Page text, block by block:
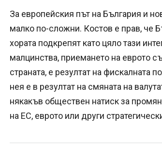
За европейския път на България и
малко по-сложни. Костов е прав, че
хората подкрепят като цяло тази
малцинства, приемането на еврото
страната, е резултат на фискалната
нея е в резултат на смяната на
някакъв обществен натиск за
на ЕС, еврото или други